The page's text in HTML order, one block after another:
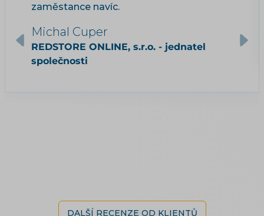
zaměstance navíc.
Michal Cuper
REDSTORE ONLINE, s.r.o. - jednatel
společnosti
DALŠÍ RECENZE OD KLIENTŮ